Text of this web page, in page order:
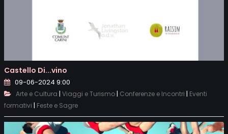
Castello Di...vino
09-06-2024 9:00
Arte e Cultura | Viaggi e Turismo| Conferenze e Incontri | Eventi
formativi | Feste e Sagre